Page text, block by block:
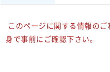
このページに関する情報の
身で事前にご確認下さい。